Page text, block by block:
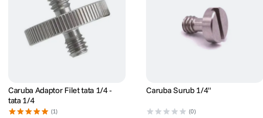
Caruba Adaptor Filet tata 1/4 -
tata 1/4
(1)
Caruba Surub 1/4"
(0)